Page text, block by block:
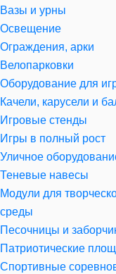
Вазы и урны
Освещение
Ограждения, арки
Велопарковки
Оборудование для
Качели, карусели и
Игровые стенды
Игры в полный рост
Уличное
Теневые навесы
Модули для
среды
Песочницы и
Патриотические
Спортивные